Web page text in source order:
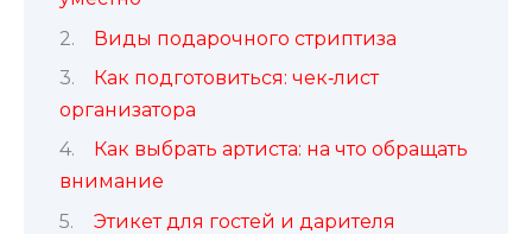
Виды подарочного стриптиза
Как подготовиться: чек‑лист
организатора
Как выбрать артиста: на что обращать
внимание
Этикет для гостей и дарителя